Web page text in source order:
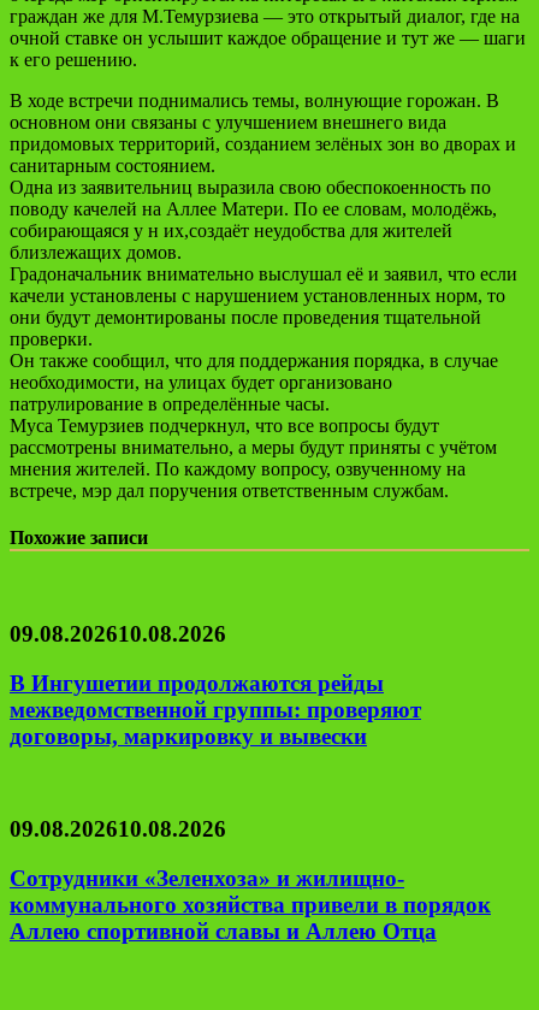
граждан же для М.Темурзиева — это открытый диалог, где на
очной ставке он услышит каждое обращение и тут же — шаги
к его решению.
В ходе встречи поднимались темы, волнующие горожан. В
основном они связаны с улучшением внешнего вида
придомовых территорий, созданием зелёных зон во дворах и
санитарным состоянием.
Одна из заявительниц выразила свою обеспокоенность по
поводу качелей на Аллее Матери. По ее словам, молодёжь,
собирающаяся у н их,создаёт неудобства для жителей
близлежащих домов.
Градоначальник внимательно выслушал её и заявил, что если
качели установлены с нарушением установленных норм, то
они будут демонтированы после проведения тщательной
проверки.
Он также сообщил, что для поддержания порядка, в случае
необходимости, на улицах будет организовано
патрулирование в определённые часы.
Муса Темурзиев подчеркнул, что все вопросы будут
рассмотрены внимательно, а меры будут приняты с учётом
мнения жителей. По каждому вопросу, озвученному на
встрече, мэр дал поручения ответственным службам.
Похожие записи
09.08.202610.08.2026
В Ингушетии продолжаются рейды
межведомственной группы: проверяют
договоры, маркировку и вывески
09.08.202610.08.2026
Сотрудники «Зеленхоза» и жилищно-
коммунального хозяйства привели в порядок
Аллею спортивной славы и Аллею Отца